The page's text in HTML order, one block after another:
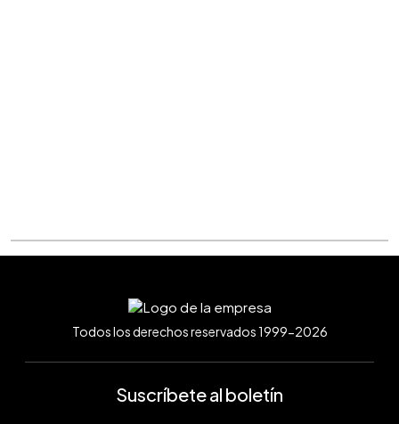
Todos los derechos reservados 1999-2026
Suscríbete al boletín